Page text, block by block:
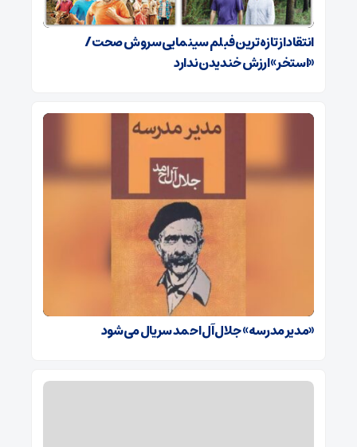
انتقاد از تازه ترین فبلم سینمایی سروش صحت/
«استخر» ارزش خندیدن ندارد
«مدیر مدرسه» جلال آل احمد سریال می‌شود